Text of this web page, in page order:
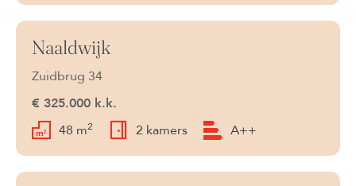
Verkocht
Naaldwijk
Zuidbrug 34
€ 325.000 k.k.
48 m2 2 kamers A++